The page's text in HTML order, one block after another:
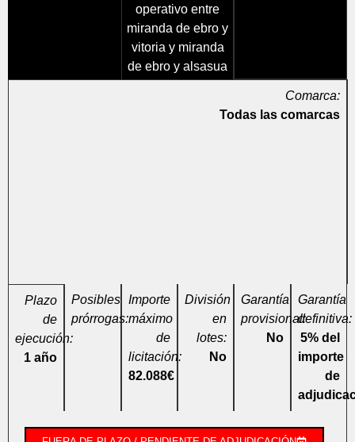
operativo entre
miranda de ebro y
vitoria y miranda
de ebro y alsasua
Comarca:
Todas las comarcas
Plazo
de
ejecución:
1 año
Posibles
prórrogas:
Importe
máximo
de
licitación:
82.088€
División
en
lotes:
No
Garantía
provisional:
No
Garantía
definitiva:
5% del
importe
de